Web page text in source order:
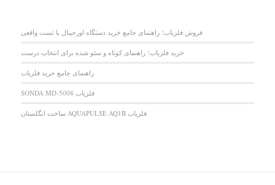
فروش فلزیاب؛ راهنمای جامع خرید دستگاه اورجینال با تست واقعی
خرید فلزیاب؛ راهنمای کوتاه و سئو شده برای انتخاب درست
راهنمای جامع خرید فلزیاب
فلزیاب SONDA MD-5008
فلزیاب AQUAPULSE AQ1B ساخت انگلستان